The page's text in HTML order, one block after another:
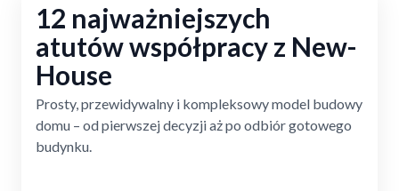
12 najważniejszych
atutów współpracy z New-
House
Prosty, przewidywalny i kompleksowy model budowy
domu – od pierwszej decyzji aż po odbiór gotowego
budynku.